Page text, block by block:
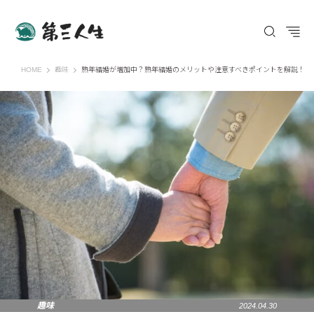
HOME 第三人生 〜寄り道の歩き方〜
趣味 熟年結婚が増加中？熟年結婚のメリットや注意すべきポイントを解説！
趣味 2024.04.30